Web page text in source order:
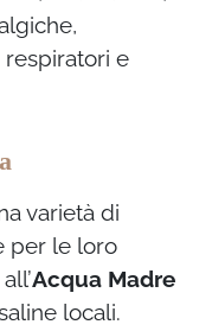
e
varietà di
per le loro
Acqua Madre
locali.